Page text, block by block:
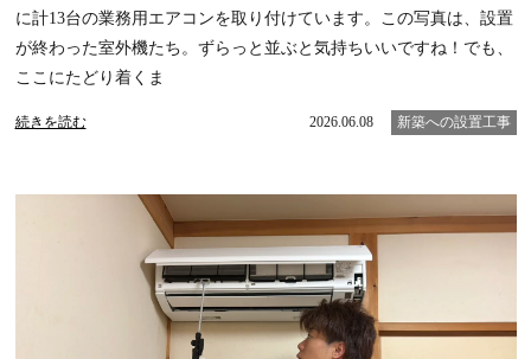
に計13台の業務用エアコンを取り付けています。この写真は、設置
が終わった室外機たち。ずらっと並ぶと気持ちいいですね！でも、
ここにたどり着くま
続きを読む 2026.06.08 新築への設置工事